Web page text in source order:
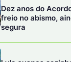
forma que
em
marco para
vulneráveis.